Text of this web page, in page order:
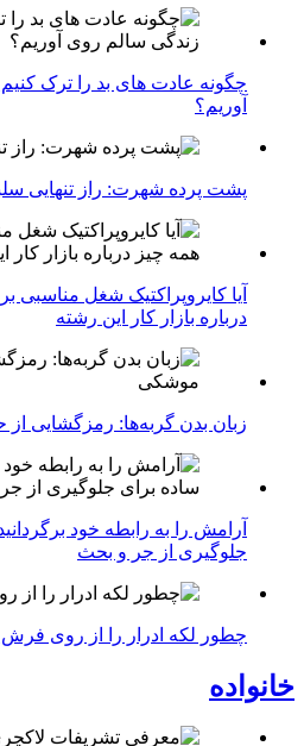
چگونه عادت‌ های بد را ترک
آوریم؟
پشت پرده شهرت: راز تنهایی
آیا کایروپراکتیک شغل
درباره بازار کار این رشته
زبان بدن گربه‌ها: رمزگشایی
آرامش را به رابطه خود
جلوگیری از جر و بحث
چطور لکه ادرار را از روی فرش
خانواده